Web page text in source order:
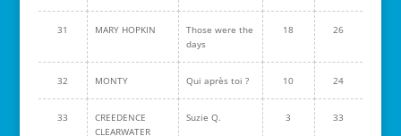
31 MARY HOPKIN
Those were the
days
18 26
32 MONTY Qui après toi ? 10 24
33
CREEDENCE
CLEARWATER
Suzie Q. 3 33